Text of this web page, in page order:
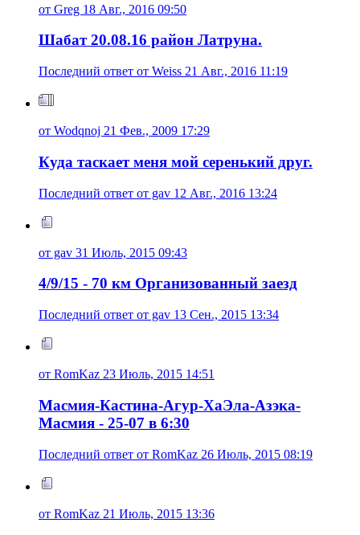
от Greg 18 Авг., 2016 09:50
Шабат 20.08.16 район Латруна.
Последний ответ от Weiss 21 Авг., 2016 11:19
от Wodqnoj 21 Фев., 2009 17:29
Куда таскает меня мой серенький друг.
Последний ответ от gav 12 Авг., 2016 13:24
от gav 31 Июль, 2015 09:43
4/9/15 - 70 км Организованный заезд
Последний ответ от gav 13 Сен., 2015 13:34
от RomKaz 23 Июль, 2015 14:51
Масмия-Кастина-Агур-ХаЭла-Азэка-
Масмия - 25-07 в 6:30
Последний ответ от RomKaz 26 Июль, 2015 08:19
от RomKaz 21 Июль, 2015 13:36